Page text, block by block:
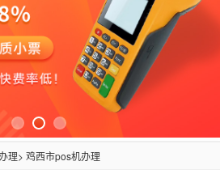
理> 鸡西市pos机办理